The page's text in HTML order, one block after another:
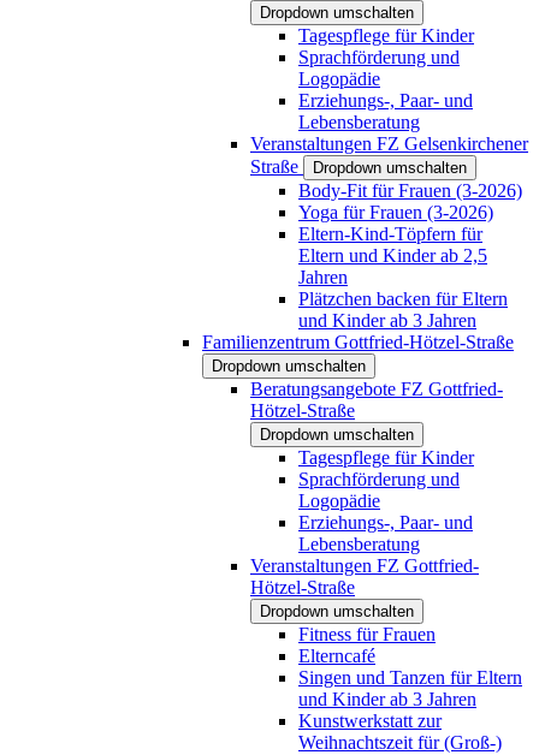
Dropdown umschalten
Tagespflege für Kinder
Sprachförderung und
Logopädie
Erziehungs-, Paar- und
Lebensberatung
Veranstaltungen FZ Gelsenkirchener
Straße
Dropdown umschalten
Body-Fit für Frauen (3-2026)
Yoga für Frauen (3-2026)
Eltern-Kind-Töpfern für
Eltern und Kinder ab 2,5
Jahren
Plätzchen backen für Eltern
und Kinder ab 3 Jahren
Familienzentrum Gottfried-Hötzel-Straße
Dropdown umschalten
Beratungsangebote FZ Gottfried-
Hötzel-Straße
Dropdown umschalten
Tagespflege für Kinder
Sprachförderung und
Logopädie
Erziehungs-, Paar- und
Lebensberatung
Veranstaltungen FZ Gottfried-
Hötzel-Straße
Dropdown umschalten
Fitness für Frauen
Elterncafé
Singen und Tanzen für Eltern
und Kinder ab 3 Jahren
Kunstwerkstatt zur
Weihnachtszeit für (Groß-)